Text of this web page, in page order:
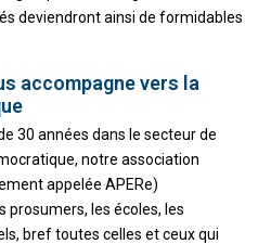
deviendront ainsi de formidables
accompagne vers la
30 années dans le secteur de
notre association
appelée APERe)
prosumers, les écoles, les
bref toutes celles et ceux qui